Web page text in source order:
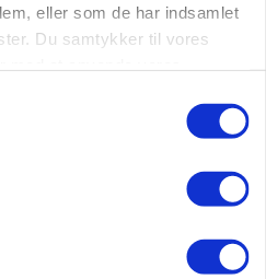
eller som de har indsamlet
Du samtykker til vores